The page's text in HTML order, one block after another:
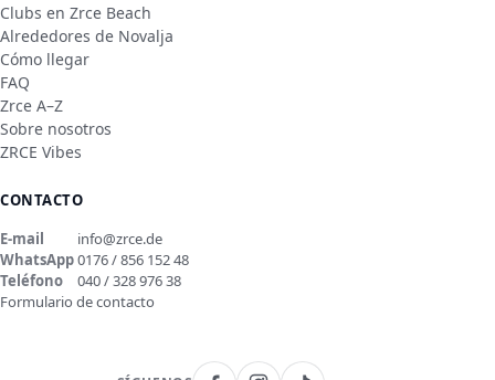
Clubs en Zrce Beach
Alrededores de Novalja
Cómo llegar
FAQ
Zrce A–Z
Sobre nosotros
ZRCE Vibes
CONTACTO
E-mail
info@zrce.de
WhatsApp0176 / 856 152 48
Teléfono
040 / 328 976 38
Formulario de contacto